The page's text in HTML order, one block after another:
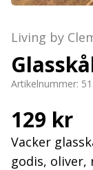
Living by
Artikelnummer:
129 kr
Vacker
godis, oliver,